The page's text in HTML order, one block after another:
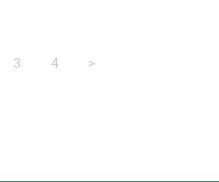
3 4 >